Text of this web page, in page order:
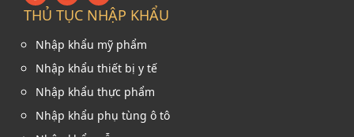
THỦ TỤC NHẬP KHẨU
Nhập khẩu mỹ phẩm
Nhập khẩu thiết bị y tế
Nhập khẩu thực phẩm
Nhập khẩu phụ tùng ô tô